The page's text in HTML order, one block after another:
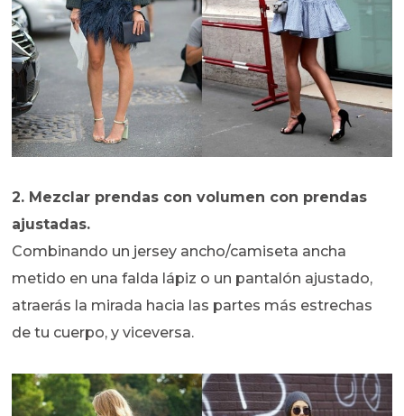
2. Mezclar prendas con volumen con prendas
ajustadas.
Combinando un jersey ancho/camiseta ancha
metido en una falda lápiz o un pantalón ajustado,
atraerás la mirada hacia las partes más estrechas
de tu cuerpo, y viceversa.